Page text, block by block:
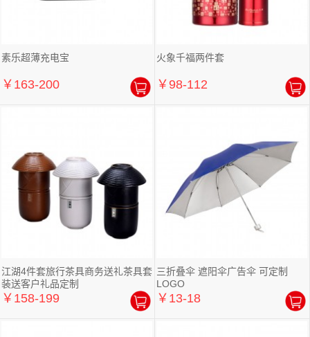
素乐超薄充电宝
￥163-200
火象千福两件套
￥98-112
江湖4件套旅行茶具商务送礼茶具套
装送客户礼品定制
￥158-199
三折叠伞 遮阳伞广告伞 可定制
LOGO
￥13-18